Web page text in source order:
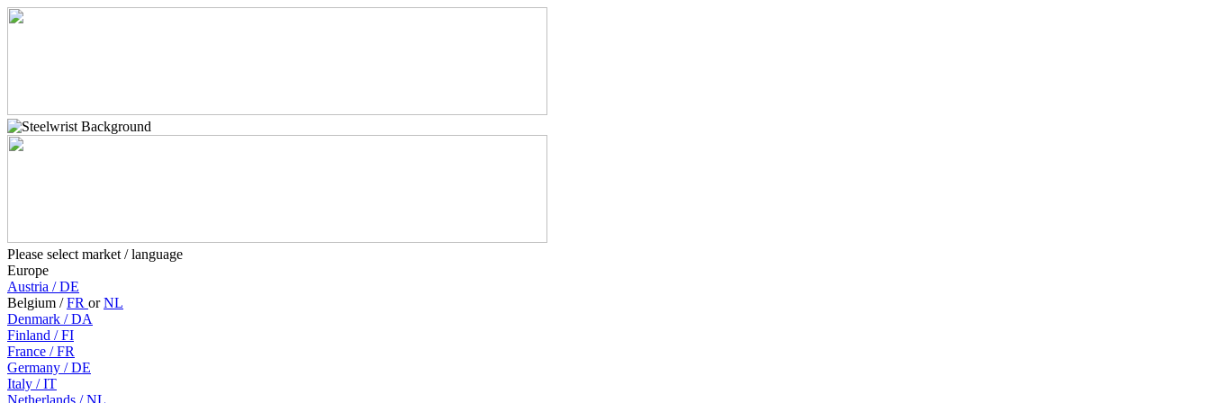
Please select market / language
Europe
Austria / DE
Belgium / FR or NL
Denmark / DA
Finland / FI
France / FR
Germany / DE
Italy / IT
Netherlands / NL